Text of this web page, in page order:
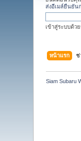
ส่งอีเมล์ยืนยัน
เข้าสู่ระบบด้ว
หน้าแรก ช่
Siam Subaru